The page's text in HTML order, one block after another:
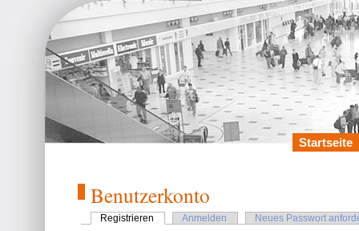
Startseite
Benutzerkonto
Registrieren Anmelden Neues Passwort